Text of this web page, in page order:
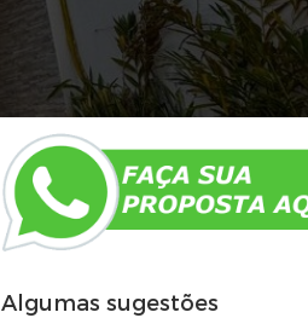
Algumas sugestões